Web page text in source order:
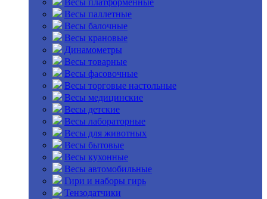
Весы платформенные
Весы паллетные
Весы балочные
Весы крановые
Динамометры
Весы товарные
Весы фасовочные
Весы торговые настольные
Весы медицинские
Весы детские
Весы лабораторные
Весы для животных
Весы бытовые
Весы кухонные
Весы автомобильные
Гири и наборы гирь
Тензодатчики